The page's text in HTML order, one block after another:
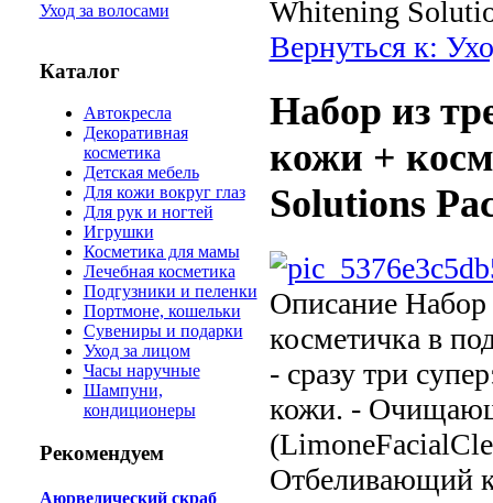
Уход за волосами
Каталог
Автокресла
Декоративная
косметика
Детская мебель
Для кожи вокруг глаз
Для рук и ногтей
Игрушки
Косметика для мамы
Лечебная косметика
Подгузники и пеленки
Портмоне, кошельки
Сувениры и подарки
Уход за лицом
Часы наручные
Шампуни,
кондиционеры
Рекомендуем
Аюрведический скраб
Whitening
Вернуться к:
Набор из
кожи +
Solutions
ОписаниеНабор
косметичка в
- сразу три
кожи. -
Отбеливающий